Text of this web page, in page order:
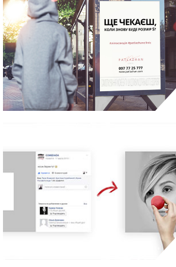
PATLAZHAN CLINIC
креатив
КОМЕДІАДА
просування